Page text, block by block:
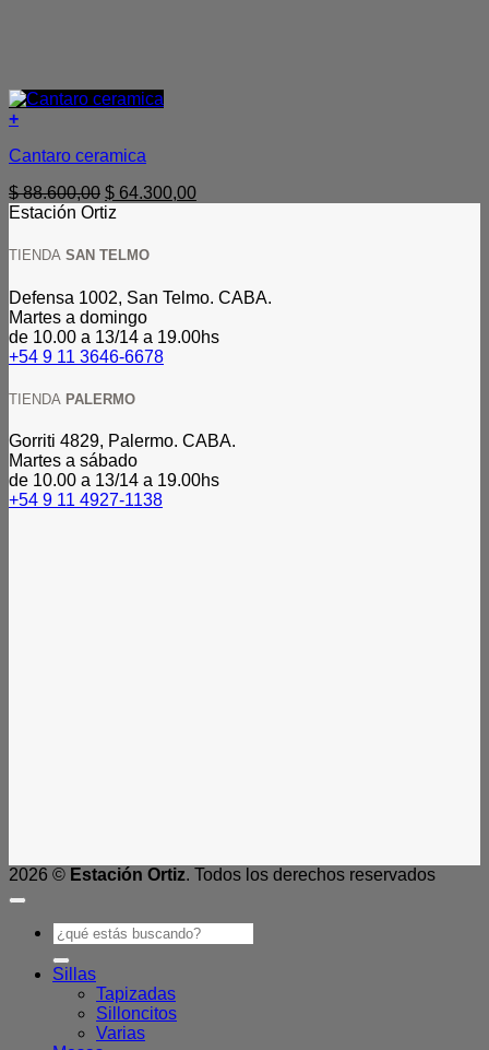
+
Cantaro ceramica
$88.600,00 El
precio
era:
$ 64.300,00El
Estación Ortiz
TIENDA SAN TELMO
Defensa 1002, San Telmo. CABA.
Martes a domingo
de 10.00 a 13/14 a 19.00hs
+54 9 11 3646-6678
TIENDA PALERMO
Gorriti 4829, Palermo. CABA.
Martes a sábado
de 10.00 a 13/14 a 19.00hs
+54 9 11 4927-1138
2026 © Estación Ortiz. Todos los derechos reservados
Buscar
por:
Sillas
Tapizadas
Silloncitos
Varias